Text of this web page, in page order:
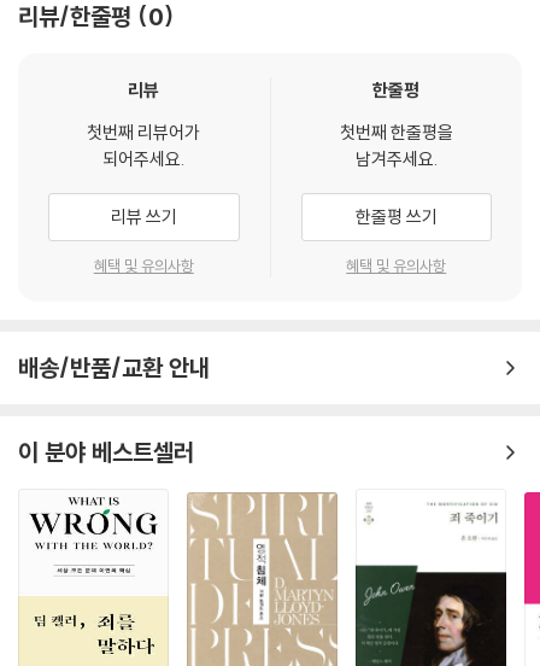
리뷰/한줄평 0
리뷰
첫번째 리뷰어가
되어주세요.
리뷰 쓰기
혜택 및 유의사항
한줄평
첫번째 한줄평을
남겨주세요.
한줄평 쓰기
혜택 및 유의사항
배송/반품/교환 안내
이 분야 베스트셀러